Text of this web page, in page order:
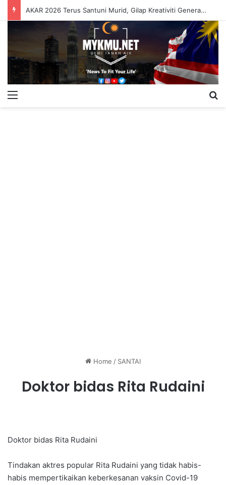
AKAR 2026 Terus Santuni Murid, Gilap Kreativiti Generasi Muda
Home / SANTAI
Doktor bidas Rita Rudaini
Doktor bidas Rita Rudaini
Tindakan aktres popular Rita Rudaini yang tidak habis-
habis mempertikaikan keberkesanan vaksin Covid-19